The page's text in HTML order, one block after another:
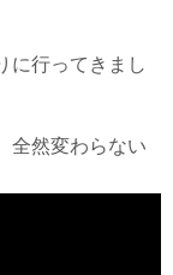
に行ってきまし
全然変わらない